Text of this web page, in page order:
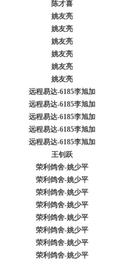
陈才喜
姚友亮
姚友亮
姚友亮
姚友亮
姚友亮
姚友亮
远程易达-6185李旭加
远程易达-6185李旭加
远程易达-6185李旭加
远程易达-6185李旭加
远程易达-6185李旭加
王钊跃
荣利鸽舍-姚少平
荣利鸽舍-姚少平
荣利鸽舍-姚少平
荣利鸽舍-姚少平
荣利鸽舍-姚少平
荣利鸽舍-姚少平
荣利鸽舍-姚少平
荣利鸽舍-姚少平